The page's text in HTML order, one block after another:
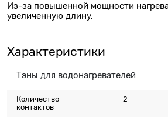
Из-за повышенной мощности
увеличенную длину.
Характеристики
Тэны для водонагревателей
Количество
контактов
2